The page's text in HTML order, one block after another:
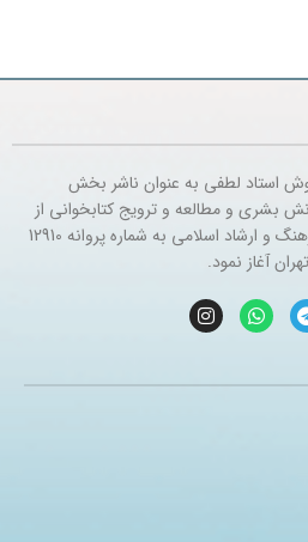
استاد لطفی به عنوان ناشر بخش
بشری و مطالعه و ترویج کتابخوانی از
سال 1394 با مجوز از وزارت فرهنگ و ارشاد اسلامی به شماره پروانه 12910
آغاز نمود.